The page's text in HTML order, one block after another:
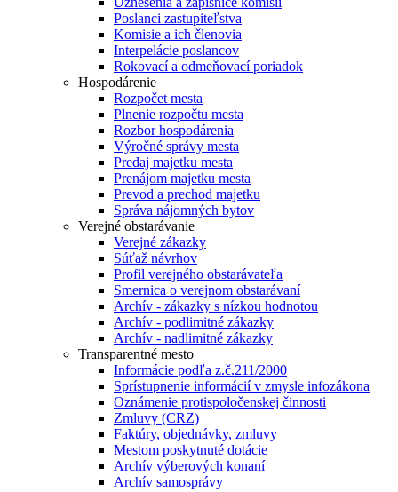
Poslanci zastupiteľstva
Komisie a ich členovia
Interpelácie poslancov
Rokovací a odmeňovací poriadok
Hospodárenie
Rozpočet mesta
Plnenie rozpočtu mesta
Rozbor hospodárenia
Výročné správy mesta
Predaj majetku mesta
Prenájom majetku mesta
Prevod a prechod majetku
Správa nájomných bytov
Verejné obstarávanie
Verejné zákazky
Súťaž návrhov
Profil verejného obstarávateľa
Smernica o verejnom obstarávaní
Archív - zákazky s nízkou hodnotou
Archív - podlimitné zákazky
Archív - nadlimitné zákazky
Transparentné mesto
Informácie podľa z.č.211/2000
Sprístupnenie informácií v zmysle infozákona
Oznámenie protispoločenskej činnosti
Zmluvy (CRZ)
Faktúry, objednávky, zmluvy
Mestom poskytnuté dotácie
Archív výberových konaní
Archív samosprávy